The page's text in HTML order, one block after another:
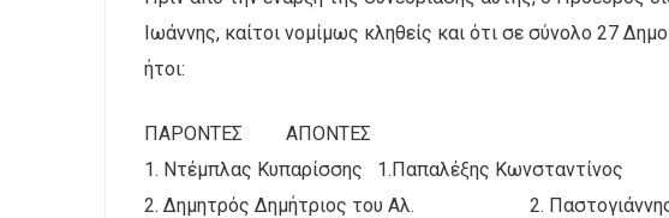
Ιωάννης, καίτοι νομίμως κληθείς και ότι σε σύνολο 27
ήτοι:
ΠΑΡΟΝΤΕΣ ΑΠΟΝΤΕΣ
1. Ντέμπλας Κυπαρίσσης 1.Παπαλέξης Κωνσταντίνος
2. Δημητρός Δημήτριος του Αλ. 2. Παστογιάννης